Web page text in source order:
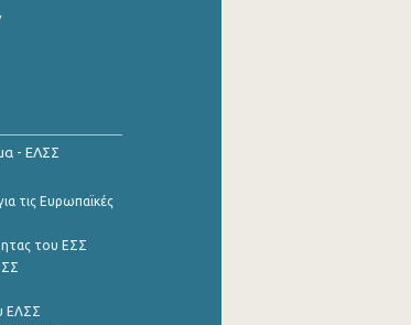
- ΕΛΣΣ
τις Ευρωπαϊκές
του ΕΣΣ
ΕΛΣΣ